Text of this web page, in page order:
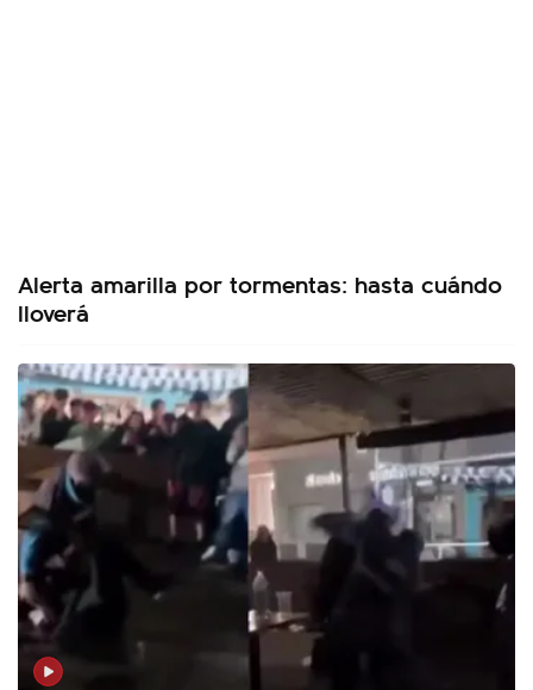
Alerta amarilla por tormentas: hasta cuándo
lloverá